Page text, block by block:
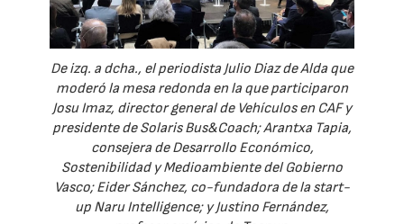
De izq. a dcha., el periodista Julio Diaz de Alda que
moderó la mesa redonda en la que participaron
Josu Imaz, director general de Vehículos en CAF y
presidente de Solaris Bus&Coach; Arantxa Tapia,
consejera de Desarrollo Económico,
Sostenibilidad y Medioambiente del Gobierno
Vasco; Eider Sánchez, co-fundadora de la start-
up Naru Intelligence; y Justino Fernández,